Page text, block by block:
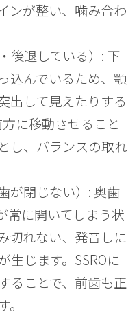
ンが整い、噛み合わ
後退している）: 下
込んでいるため、顎
出して見えたりする
に移動させること
し、バランスの取れ
が閉じない）: 奥歯
常に開いてしまう状
切れない、発音しに
生じます。SSROに
ることで、前歯も正